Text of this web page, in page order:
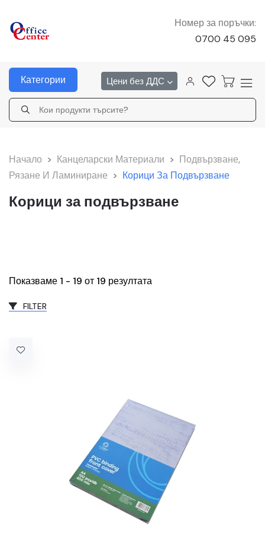
Номер за поръчки:
0700 45 095
Категории Цени без ДДС
Начало > Канцеларски Материали > Подвързване,
Рязане И Ламиниране > Корици За Подвързване
Корици за подвързване
Показваме 1 - 19 от 19 резултата
FILTER